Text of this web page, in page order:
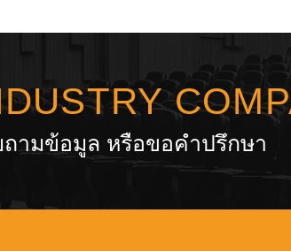
ามข้อมูล หรือขอคำปรึกษา